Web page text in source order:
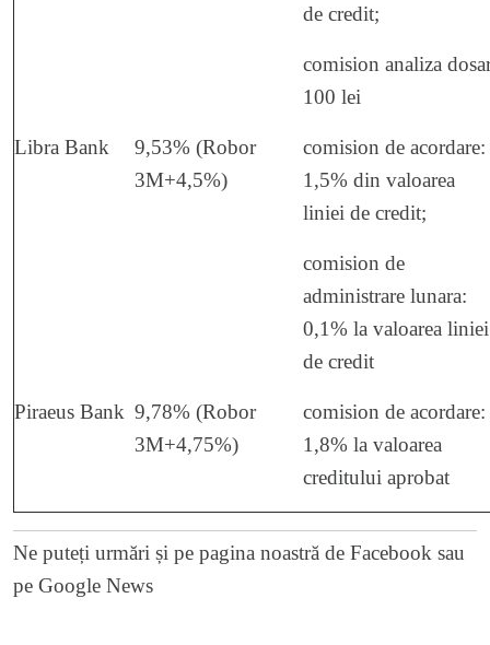
de credit;
comision analiza
100 lei
Libra Bank
9,53% (Robor
3M+4,5%)
comision de acordare:
1,5% din valoarea
liniei de credit;
comision de
administrare lunara:
0,1% la valoarea liniei
de credit
Piraeus Bank 9,78% (Robor
3M+4,75%)
comision de acordare:
1,8% la valoarea
creditului aprobat
Ne puteți urmări și pe pagina noastră de Facebook sau
pe Google News